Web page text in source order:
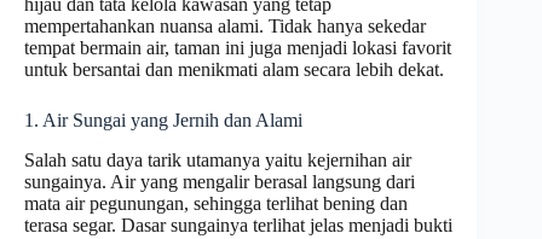
mempertahankan nuansa alami. Tidak hanya sekedar
tempat bermain air, taman ini juga menjadi lokasi favorit
untuk bersantai dan menikmati alam secara lebih dekat.
1. Air Sungai yang Jernih dan Alami
Salah satu daya tarik utamanya yaitu kejernihan air
sungainya. Air yang mengalir berasal langsung dari
mata air pegunungan, sehingga terlihat bening dan
terasa segar. Dasar sungainya terlihat jelas menjadi bukti